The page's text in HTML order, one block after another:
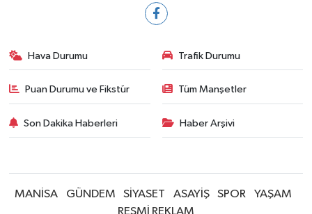
Hava Durumu Trafik Durumu
Puan Durumu ve Fikstür Tüm Manşetler
Son Dakika Haberleri Haber Arşivi
MANİSA GÜNDEM SİYASET ASAYİŞ SPOR
YAŞAM